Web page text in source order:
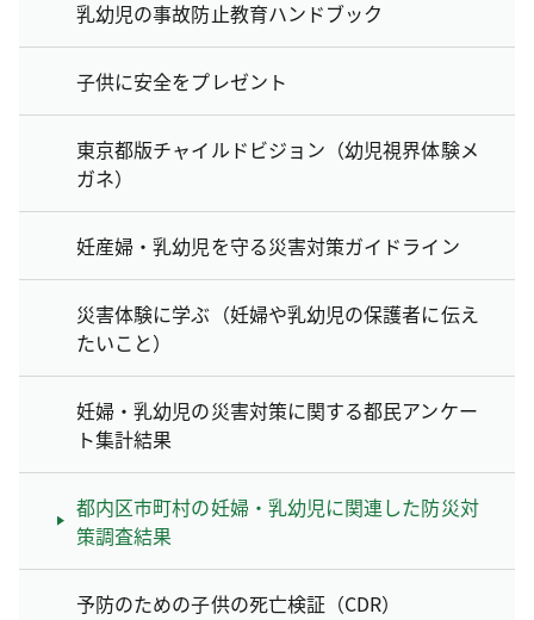
乳幼児の事故防止教育ハンドブック
子供に安全をプレゼント
東京都版チャイルドビジョン（幼児視界体験メ
ガネ）
妊産婦・乳幼児を守る災害対策ガイドライン
災害体験に学ぶ（妊婦や乳幼児の保護者に伝え
たいこと）
妊婦・乳幼児の災害対策に関する都民アンケー
ト集計結果
都内区市町村の妊婦・乳幼児に関連した防災対
策調査結果
予防のための子供の死亡検証（CDR）